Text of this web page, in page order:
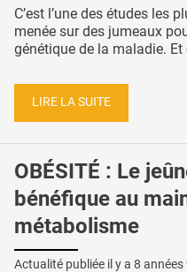
C’est l’une des études les
menée sur des jumeaux
génétique de la maladie. Et
LIRE LA SUITE
OBÉSITÉ : Le
bénéfique au
métabolisme
Actualité publiée il y a 8 années